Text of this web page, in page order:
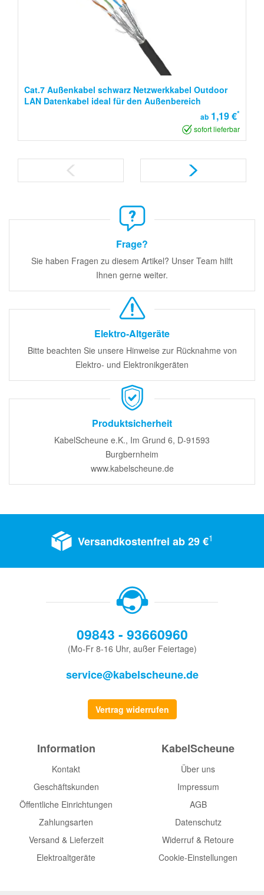
Cat.7 Außenkabel schwarz Netzwerkkabel Outdoor
LAN Datenkabel ideal für den Außenbereich
ab 1,19 €*
sofort lieferbar
Frage?
Sie haben Fragen zu diesem Artikel? Unser Team hilft
Ihnen gerne weiter.
Elektro-Altgeräte
Bitte beachten Sie unsere Hinweise zur Rücknahme von
Elektro- und Elektronikgeräten
Produktsicherheit
KabelScheune e.K., Im Grund 6, D-91593
Burgbernheim
www.kabelscheune.de
Versandkostenfrei ab 29 €1
09843 - 93660960
(Mo-Fr 8-16 Uhr, außer Feiertage)
service@kabelscheune.de
Vertrag widerrufen
Information
Kontakt
Geschäftskunden
Öffentliche Einrichtungen
Zahlungsarten
Versand & Lieferzeit
Elektroaltgeräte
KabelScheune
Über uns
Impressum
AGB
Datenschutz
Widerruf & Retoure
Cookie-Einstellungen